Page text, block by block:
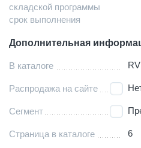
складской программы
срок выполнения
Дополнительная
В каталоге
Распродажа на сайте
Сегмент
Страница в каталоге 6